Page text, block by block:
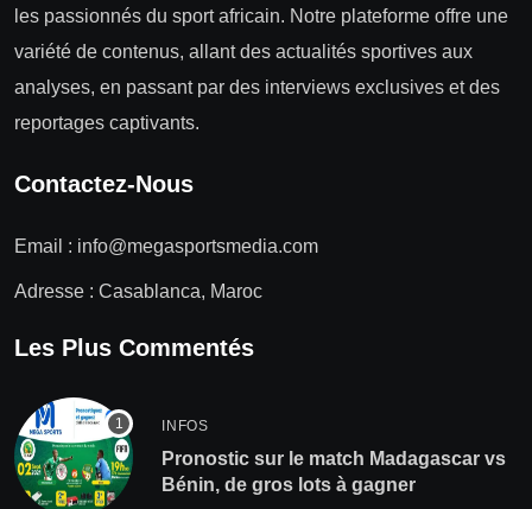
les passionnés du sport africain. Notre plateforme offre une
variété de contenus, allant des actualités sportives aux
analyses, en passant par des interviews exclusives et des
reportages captivants.
Contactez-Nous
Email : info@megasportsmedia.com
Adresse : Casablanca, Maroc
Les Plus Commentés
INFOS
Pronostic sur le match Madagascar vs
Bénin, de gros lots à gagner